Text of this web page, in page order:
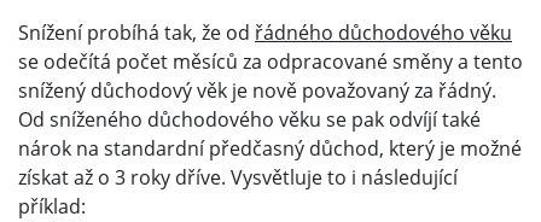
Snížení probíhá tak, že od řádného důchodového věku
se odečítá počet měsíců za odpracované směny a tento
snížený důchodový věk je nově považovaný za řádný.
Od sníženého důchodového věku se pak odvíjí také
nárok na standardní předčasný důchod, který je možné
získat až o 3 roky dříve. Vysvětluje to i následující
příklad: